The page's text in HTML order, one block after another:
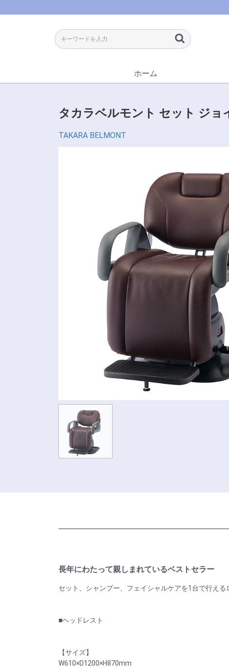
ホーム
タカラベルモント セット ジョ
TAKARA BELMONT
長年にわたって親しまれているベストセラー
セット、シャンプー、フェイシャルケアを1台で行える
■ヘッドレスト
【サイズ】
W610×D1200×H870mm